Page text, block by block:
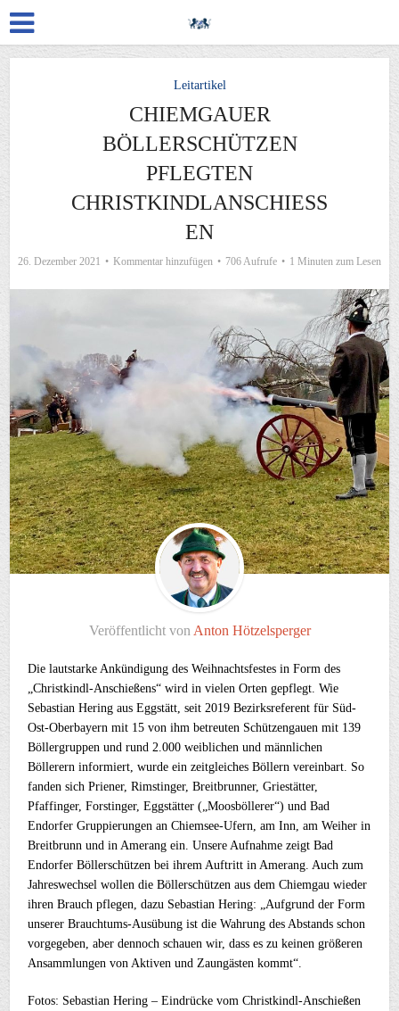
Leitartikel
CHIEMGAUER
BÖLLERSCHÜTZEN
PFLEGTEN
CHRISTKINDLANSCHIESSE
N
26. Dezember 2021 Kommentar hinzufügen 706 Aufrufe 1 Minuten zum Lesen
Veröffentlicht von Anton Hötzelsperger
Die lautstarke Ankündigung des Weihnachtsfestes in Form des
„Christkindl-Anschießens“ wird in vielen Orten gepflegt. Wie
Sebastian Hering aus Eggstätt, seit 2019 Bezirksreferent für Süd-
Ost-Oberbayern mit 15 von ihm betreuten Schützengauen mit 139
Böllergruppen und rund 2.000 weiblichen und männlichen
Böllerern informiert, wurde ein zeitgleiches Böllern vereinbart. So
fanden sich Priener, Rimstinger, Breitbrunner, Griestätter,
Pfaffinger, Forstinger, Eggstätter („Moosböllerer“) und Bad
Endorfer Gruppierungen an Chiemsee-Ufern, am Inn, am Weiher in
Breitbrunn und in Amerang ein. Unsere Aufnahme zeigt Bad
Endorfer Böllerschützen bei ihrem Auftritt in Amerang. Auch zum
Jahreswechsel wollen die Böllerschützen aus dem Chiemgau wieder
ihren Brauch pflegen, dazu Sebastian Hering: „Aufgrund der Form
unserer Brauchtums-Ausübung ist die Wahrung des Abstands schon
vorgegeben, aber dennoch schauen wir, dass es zu keinen größeren
Ansammlungen von Aktiven und Zaungästen kommt“.
Fotos: Sebastian Hering – Eindrücke vom Christkindl-Anschießen